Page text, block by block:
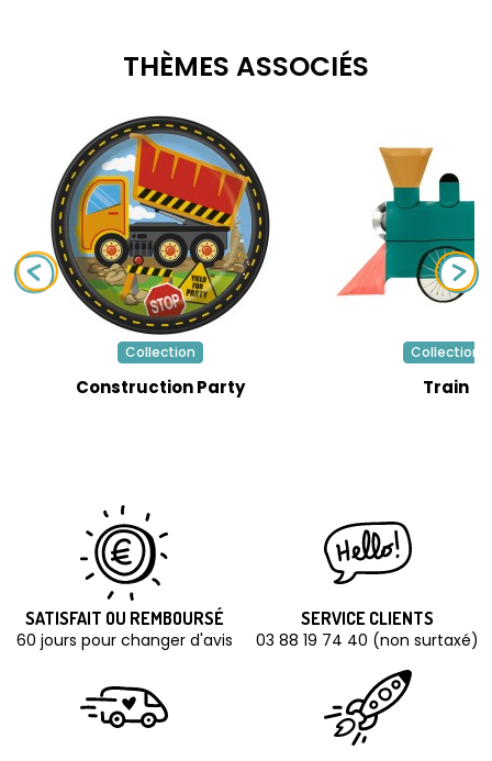
THÈMES ASSOCIÉS
Collection
Construction Party
Collection
Train
SATISFAIT OU REMBOURSÉ
60 jours pour changer d'avis
SERVICE CLIENTS
03 88 19 74 40 (non surtaxé)